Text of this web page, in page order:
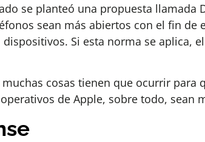
se planteó una propuesta llamada
sean más abiertos con el fin
Si esta norma se aplica,
cosas tienen que ocurrir
de Apple, sobre todo, sean